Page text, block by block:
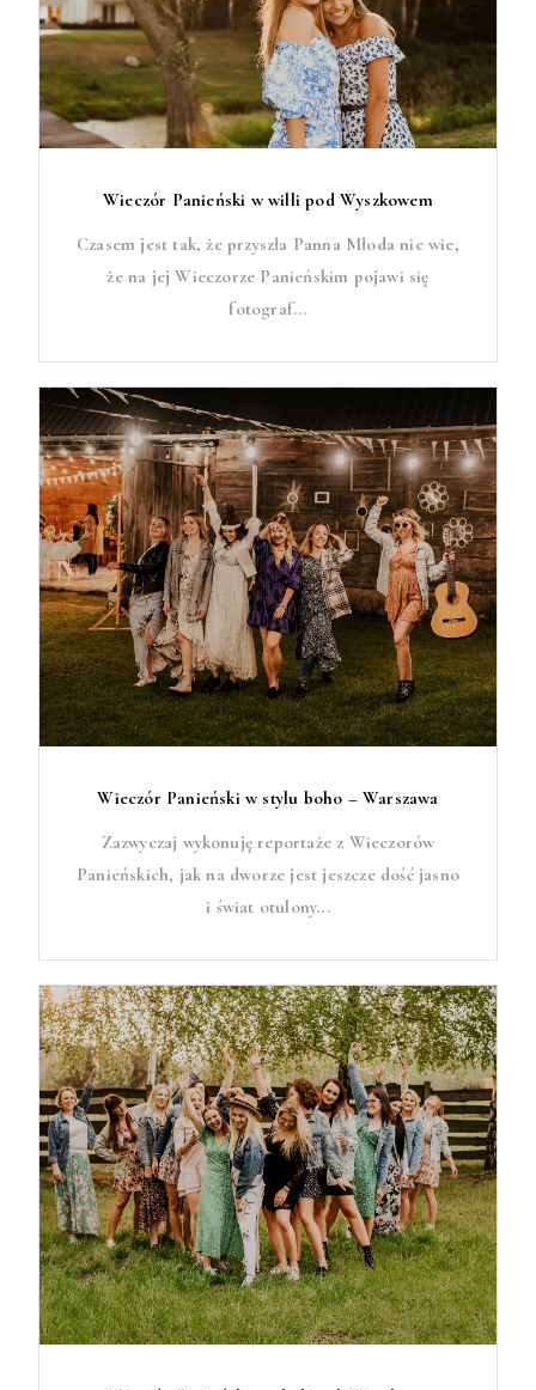
Wieczór Panieński w willi pod Wyszkowem
Czasem jest tak, że przyszła Panna Młoda nie wie,
że na jej Wieczorze Panieńskim pojawi się
fotograf...
Wieczór Panieński w stylu boho – Warszawa
Zazwyczaj wykonuję reportaże z Wieczorów
Panieńskich, jak na dworze jest jeszcze dość jasno
i świat otulony...